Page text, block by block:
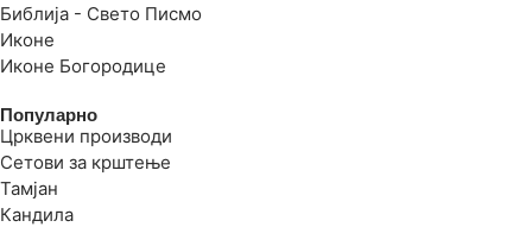
Библија - Свето Писмо
Иконе
Иконе Богородице
Популарно
Црквени производи
Сетови за крштење
Тамјан
Кандила